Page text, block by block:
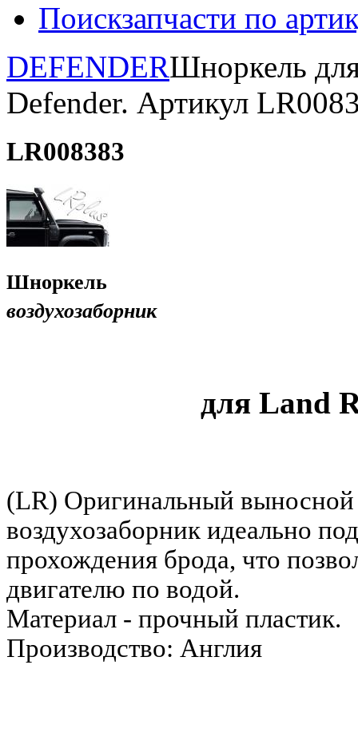
Поискзапчасти по
DEFENDERШноркель
Defender. Артикул
LR008383
Шноркель
воздухозаборник
для Land
(LR) Оригинальный выносной
воздухозаборник идеально
прохождения брода, что
двигателю по водой.
Материал - прочный пластик.
Производство: Англия